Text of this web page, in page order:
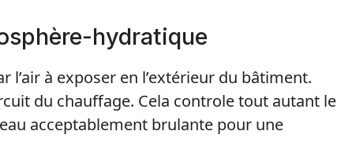
hydratique
à exposer en l’extérieur du bâtiment.
du chauffage. Cela controle tout autant le
acceptablement brulante pour une